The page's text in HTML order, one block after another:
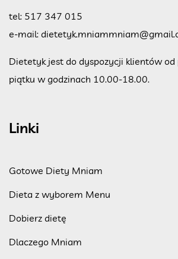
tel: 517 347 015
e-mail:
Dietetyk jest do dyspozycji klientów od
piątku w godzinach 10.00-18.00.
Linki
Gotowe Diety Mniam
Dieta z wyborem Menu
Dobierz dietę
Dlaczego Mniam